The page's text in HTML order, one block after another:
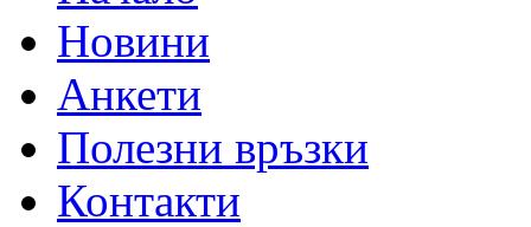
Новини
Анкети
Полезни връзки
Контакти